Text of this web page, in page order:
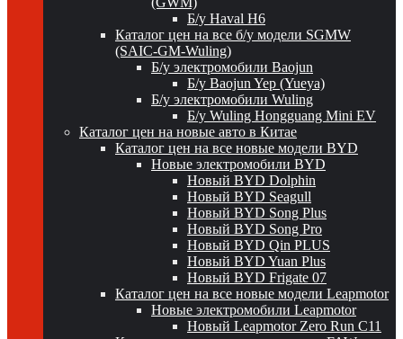
Б/у Haval H6
Каталог цен на все б/у модели SGMW
(SAIC-GM-Wuling)
Б/у электромобили Baojun
Б/у Baojun Yep (Yueya)
Б/у электромобили Wuling
Б/у Wuling Hongguang Mini EV
Каталог цен на новые авто в Китае
Каталог цен на все новые модели BYD
Новые электромобили BYD
Новый BYD Dolphin
Новый BYD Seagull
Новый BYD Song Plus
Новый BYD Song Pro
Новый BYD Qin PLUS
Новый BYD Yuan Plus
Новый BYD Frigate 07
Каталог цен на все новые модели Leapmotor
Новые электромобили Leapmotor
Новый Leapmotor Zero Run C11